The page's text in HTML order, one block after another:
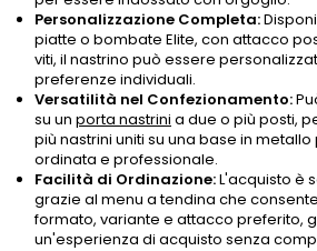
Personalizzazione Completa:
piatte o bombate Elite, con attacco
viti, il nastrino può essere
preferenze individuali.
Versatilità nel Confezionamento:
su un porta nastrini a due o più posti,
più nastrini uniti su una base in
ordinata e professionale.
Facilità di Ordinazione:L'acquisto è
grazie al menu a tendina che
formato, variante e attacco preferito,
un'esperienza di acquisto senza